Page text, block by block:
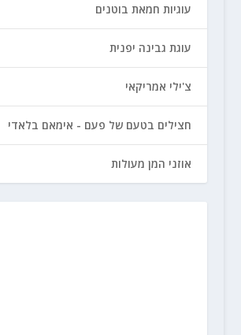
עוגיות חמאת בוטנים
עוגת גבינה יפנית
צ'ילי אמריקאי
חצילים בטעם של פעם - אימאם בלאדי
אוזני המן מעולות